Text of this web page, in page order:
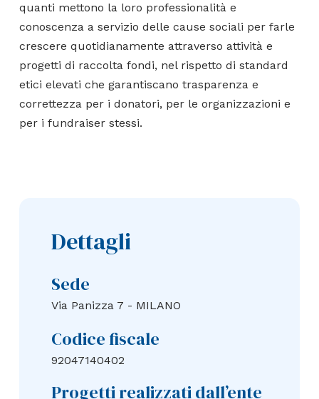
quanti mettono la loro professionalità e
conoscenza a servizio delle cause sociali per farle
crescere quotidianamente attraverso attività e
progetti di raccolta fondi, nel rispetto di standard
etici elevati che garantiscano trasparenza e
correttezza per i donatori, per le organizzazioni e
per i fundraiser stessi.
Dettagli
Sede
Via Panizza 7 - MILANO
Codice fiscale
92047140402
Progetti realizzati dall’ente